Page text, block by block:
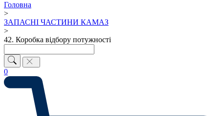
Головна
>
ЗАПАСНІ ЧАСТИНИ КАМАЗ
>
42. Коробка відбору потужності
0